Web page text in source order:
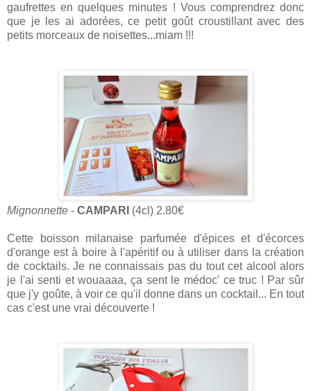
gaufrettes en quelques minutes ! Vous comprendrez donc
que je les ai adorées, ce petit goût croustillant avec des
petits morceaux de noisettes...miam !!!
Mignonnette - CAMPARI (4cl) 2.80€
Cette boisson milanaise parfumée d'épices et d'écorces
d'orange est à boire à l'apéritif ou à utiliser dans la création
de cocktails. Je ne connaissais pas du tout cet alcool alors
je l'ai senti et wouaaaa, ça sent le médoc' ce truc ! Par sûr
que j'y goûte, à voir ce qu'il donne dans un cocktail... En tout
cas c'est une vrai découverte !